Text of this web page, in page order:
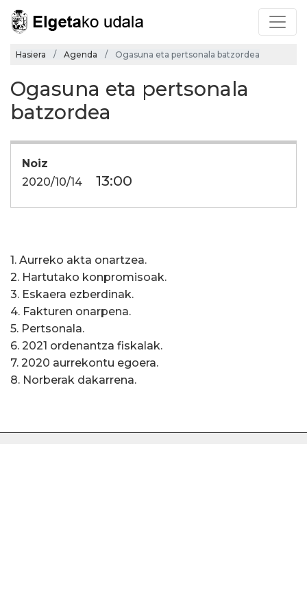
Hasiera Agenda Ogasuna eta pertsonala batzordea
Ogasuna eta pertsonala
batzordea
Noiz
2020/10/14
13:00
1. Aurreko akta onartzea.
2. Hartutako konpromisoak.
3. Eskaera ezberdinak.
4. Fakturen onarpena.
5. Pertsonala.
6. 2021 ordenantza fiskalak.
7. 2020 aurrekontu egoera.
8. Norberak dakarrena.